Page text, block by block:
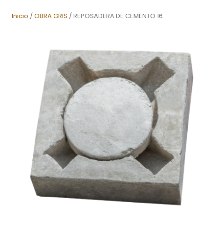
Inicio /OBRA GRIS / REPOSADERA DE CEMENTO 16